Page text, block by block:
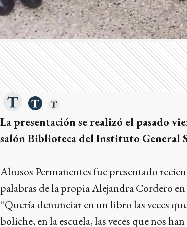
La presentación se realizó el pasado
salón Biblioteca del Instituto General
Abusos Permanentes fue presentado
palabras de la propia Alejandra Cordero
“Quería denunciar en un libro las veces
boliche, en la escuela, las veces que nos